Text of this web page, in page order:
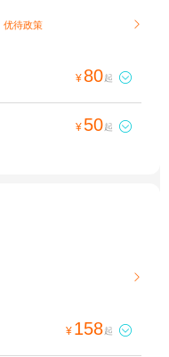
优待政策 
¥ 80起 
¥ 50起 

¥ 158起 